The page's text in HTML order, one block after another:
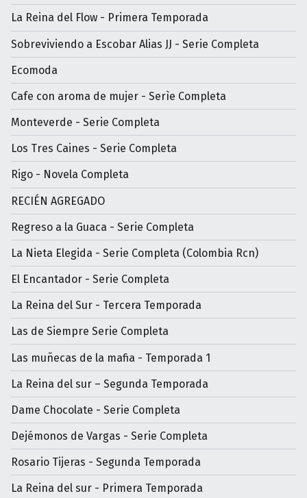
La Reina del Flow - Primera Temporada
Sobreviviendo a Escobar Alias JJ - Serie Completa
Ecomoda
Cafe con aroma de mujer - Serìe Completa
Monteverde - Serie Completa
Los Tres Caines - Serie Completa
Rigo - Novela Completa
RECIÉN AGREGADO
Regreso a la Guaca - Serie Completa
La Nieta Elegida - Serie Completa (Colombia Rcn)
El Encantador - Serie Completa
La Reina del Sur - Tercera Temporada
Las de Siempre Serie Completa
Las muñecas de la mafia - Temporada 1
La Reina del sur – Segunda Temporada
Dame Chocolate - Serie Completa
Dejémonos de Vargas - Serie Completa
Rosario Tijeras - Segunda Temporada
La Reina del sur - Primera Temporada